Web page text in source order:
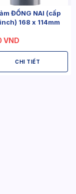
ĐỒNG NAI (cấp
168 x 114mm
VND
CHI TIẾT